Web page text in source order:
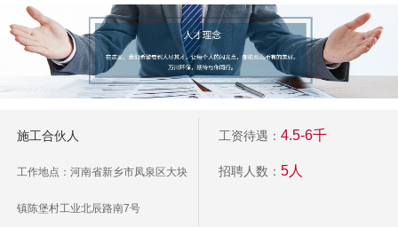
施工合伙人
工作地点：河南省新乡市凤泉区大块
镇陈堡村工业北辰路南7号
工资待遇： 4.5-6千
招聘人数： 5人